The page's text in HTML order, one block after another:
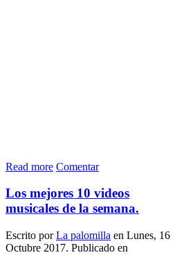
Read more Comentar
Los mejores 10 videos
musicales de la semana.
Escrito porLa palomilla en Lunes, 16
Octubre 2017. Publicado en